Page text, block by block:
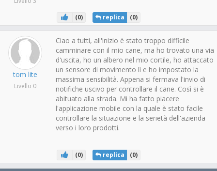
(0) replica (0)
tom lite
Livello 0
Ciao a tutti, all'inizio è stato troppo difficile
camminare con il mio cane, ma ho trovato una via
d'uscita, ho un albero nel mio cortile, ho attaccato
un sensore di movimento lì e ho impostato la
massima sensibilità. Appena si fermava l'invio di
notifiche uscivo per controllare il cane. Così si è
abituato alla strada. Mi ha fatto piacere
l'applicazione mobile con la quale è stato facile
controllare la situazione e la serietà dell'azienda
verso i loro prodotti.
(0) replica (0)